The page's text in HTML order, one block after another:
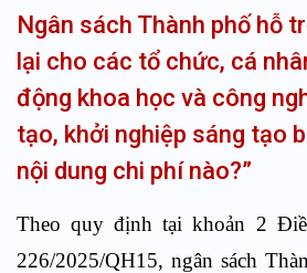
Ngân sách Thành phố hỗ
lại cho các tổ chức, cá
động khoa học và công
tạo, khởi nghiệp sáng tạo
nội dung chi phí nào?”
Theo quy địnhtại khoản 2
226/2025/QH15, ngân sách